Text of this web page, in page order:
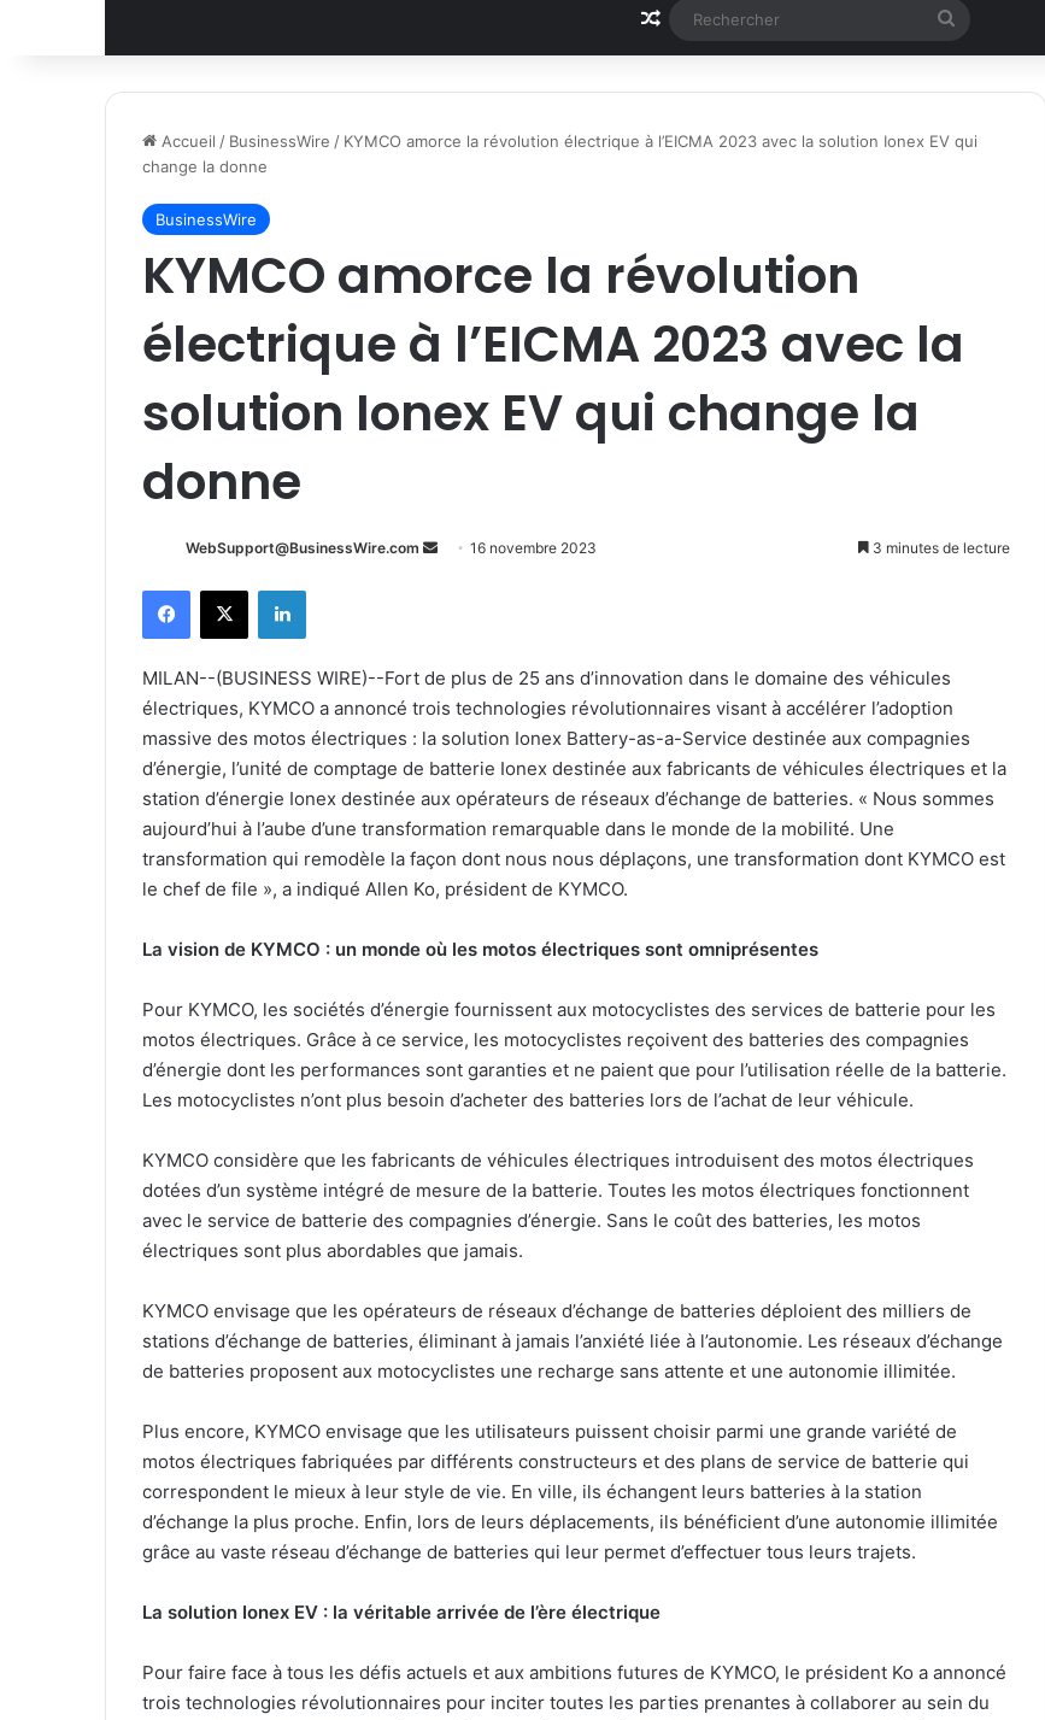
Article Aléatoire Rechercher
Accueil / BusinessWire / KYMCO amorce la révolution électrique à l’EICMA 2023 avec la solution Ionex EV qui
change la donne
BusinessWire
KYMCO amorce la révolution
électrique à l’EICMA 2023 avec la
solution Ionex EV qui change la
donne
WebSupport@BusinessWire.com
Envoyer16 novembre 2023 3 minutes de lecture
Facebook
X Linkedin
MILAN--(BUSINESS WIRE)--Fort de plus de 25 ans d’innovation dans le domaine des véhicules
électriques, KYMCO a annoncé trois technologies révolutionnaires visant à accélérer l’adoption
massive des motos électriques : la solution Ionex Battery-as-a-Service destinée aux compagnies
d’énergie, l’unité de comptage de batterie Ionex destinée aux fabricants de véhicules électriques et la
station d’énergie Ionex destinée aux opérateurs de réseaux d’échange de batteries. « Nous sommes
aujourd’hui à l’aube d’une transformation remarquable dans le monde de la mobilité. Une
transformation qui remodèle la façon dont nous nous déplaçons, une transformation dont KYMCO est
le chef de file », a indiqué Allen Ko, président de KYMCO.
La vision de KYMCO : un monde où les motos électriques sont omniprésentes
Pour KYMCO, les sociétés d’énergie fournissent aux motocyclistes des services de batterie pour les
motos électriques. Grâce à ce service, les motocyclistes reçoivent des batteries des compagnies
d’énergie dont les performances sont garanties et ne paient que pour l’utilisation réelle de la batterie.
Les motocyclistes n’ont plus besoin d’acheter des batteries lors de l’achat de leur véhicule.
KYMCO considère que les fabricants de véhicules électriques introduisent des motos électriques
dotées d’un système intégré de mesure de la batterie. Toutes les motos électriques fonctionnent
avec le service de batterie des compagnies d’énergie. Sans le coût des batteries, les motos
électriques sont plus abordables que jamais.
KYMCO envisage que les opérateurs de réseaux d’échange de batteries déploient des milliers de
stations d’échange de batteries, éliminant à jamais l’anxiété liée à l’autonomie. Les réseaux d’échange
de batteries proposent aux motocyclistes une recharge sans attente et une autonomie illimitée.
Plus encore, KYMCO envisage que les utilisateurs puissent choisir parmi une grande variété de
motos électriques fabriquées par différents constructeurs et des plans de service de batterie qui
correspondent le mieux à leur style de vie. En ville, ils échangent leurs batteries à la station
d’échange la plus proche. Enfin, lors de leurs déplacements, ils bénéficient d’une autonomie illimitée
grâce au vaste réseau d’échange de batteries qui leur permet d’effectuer tous leurs trajets.
La solution Ionex EV : la véritable arrivée de l’ère électrique
Pour faire face à tous les défis actuels et aux ambitions futures de KYMCO, le président Ko a annoncé
trois technologies révolutionnaires pour inciter toutes les parties prenantes à collaborer au sein du